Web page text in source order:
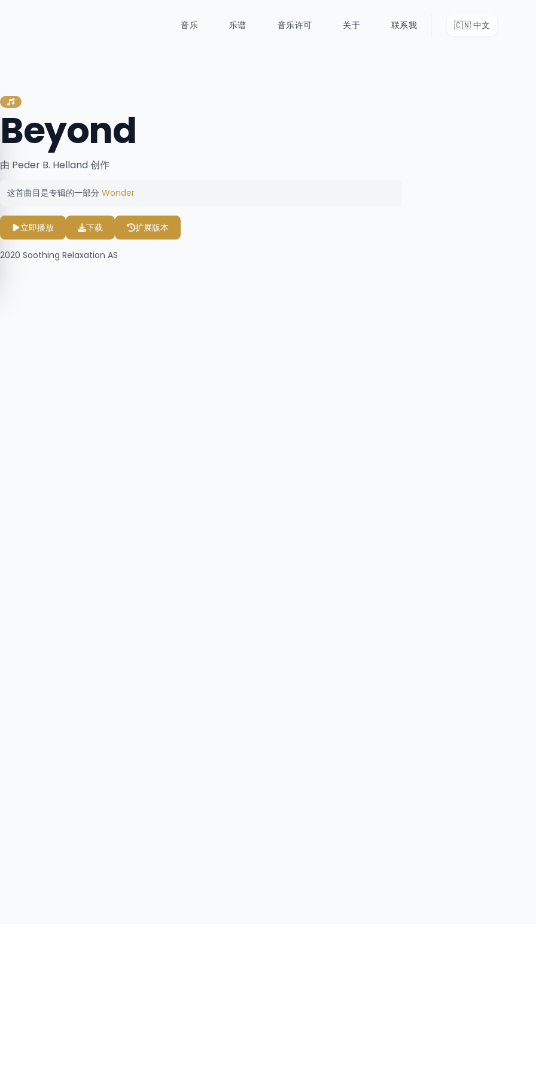
音乐 乐谱 音乐许可 关于 联系我 🇨🇳 中文
Beyond
由 Peder B. Helland 创作
这首曲目是专辑的一部分 Wonder
立即播放 下载 扩展版本
2020 Soothing Relaxation AS